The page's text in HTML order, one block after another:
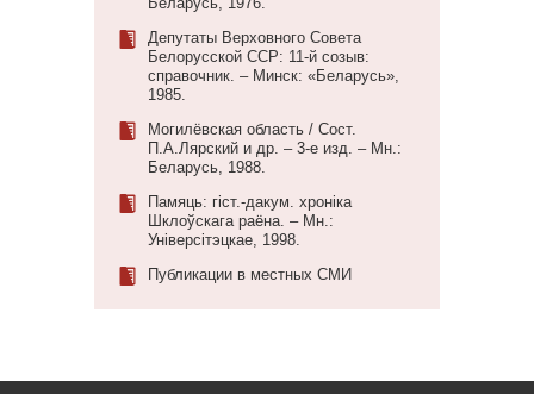
Депутаты Верховного Совета
Белорусской ССР: 11-й созыв:
справочник. – Минск: «Беларусь»,
1985.
Могилёвская область / Сост.
П.А.Лярский и др. – 3-е изд. – Мн.:
Беларусь, 1988.
Памяць: гіст.-дакум. хроніка
Шклоўскага раёна. – Мн.:
Універсітэцкае, 1998.
Публикации в местных СМИ